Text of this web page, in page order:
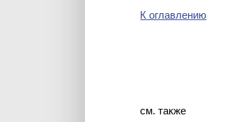
К оглавлению
см. также